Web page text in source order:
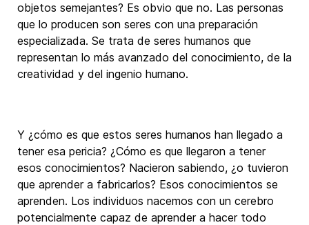
objetos semejantes? Es obvio que no. Las personas
que lo producen son seres con una preparación
especializada. Se trata de seres humanos que
representan lo más avanzado del conocimiento, de la
creatividad y del ingenio humano.
Y ¿cómo es que estos seres humanos han llegado a
tener esa pericia? ¿Cómo es que llegaron a tener
esos conocimientos? Nacieron sabiendo, ¿o tuvieron
que aprender a fabricarlos? Esos conocimientos se
aprenden. Los individuos nacemos con un cerebro
potencialmente capaz de aprender a hacer todo